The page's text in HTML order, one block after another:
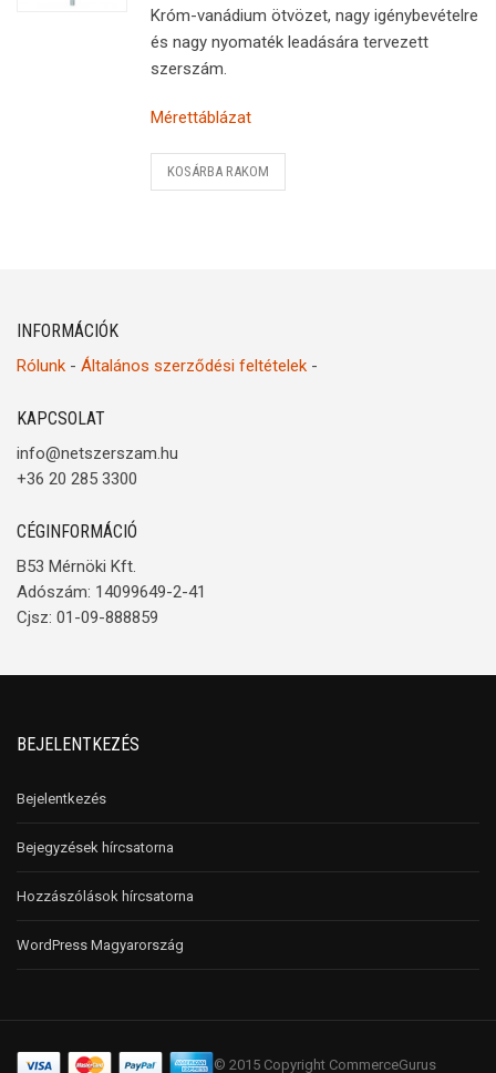
Króm-vanádium ötvözet, nagy igénybevételre
és nagy nyomaték leadására tervezett
szerszám.
Mérettáblázat
KOSÁRBA RAKOM
INFORMÁCIÓK
Rólunk - Általános szerződési feltételek -
KAPCSOLAT
info@netszerszam.hu
+36 20 285 3300
CÉGINFORMÁCIÓ
B53 Mérnöki Kft.
Adószám: 14099649-2-41
Cjsz: 01-09-888859
BEJELENTKEZÉS
Bejelentkezés
Bejegyzések hírcsatorna
Hozzászólások hírcsatorna
WordPress Magyarország
© 2015 Copyright CommerceGurus